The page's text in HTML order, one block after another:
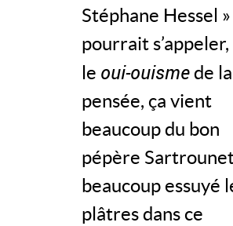
Stéphane Hessel »
pourrait s’appeler,
le oui-ouismede la
pensée, ça vient
beaucoup du bon
pépère
beaucoup essuyé
plâtres dans ce